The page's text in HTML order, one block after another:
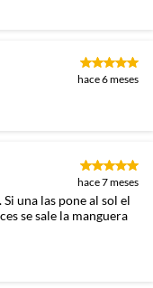
hace 6 meses
hace 7 meses
una las pone al sol el
se sale la manguera